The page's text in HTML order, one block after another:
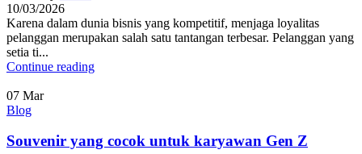
10/03/2026
Karena dalam dunia bisnis yang kompetitif, menjaga loyalitas
pelanggan merupakan salah satu tantangan terbesar. Pelanggan yang
setia ti...
Continue reading
07 Mar
Blog
Souvenir yang cocok untuk karyawan Gen Z